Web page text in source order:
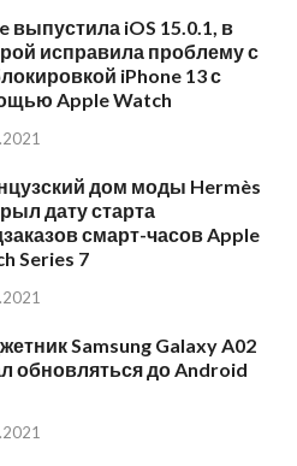
выпустила iOS 15.0.1, в
исправила проблему с
iPhone 13 с
Apple Watch
дом моды Hermès
дату старта
смарт-часов Apple
Series 7
Samsung Galaxy A02
обновляться до Android